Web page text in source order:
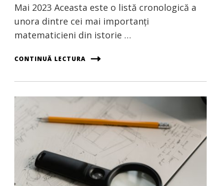
Mai 2023 Aceasta este o listă cronologică a
unora dintre cei mai importanți
matematicieni din istorie …
CONTINUĂ LECTURA